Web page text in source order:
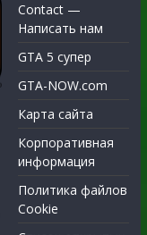
Contact —
Написать нам
GTA 5 супер
GTA-NOW.com
Карта сайта
Корпоративная
информация
Политика файлов
Cookie